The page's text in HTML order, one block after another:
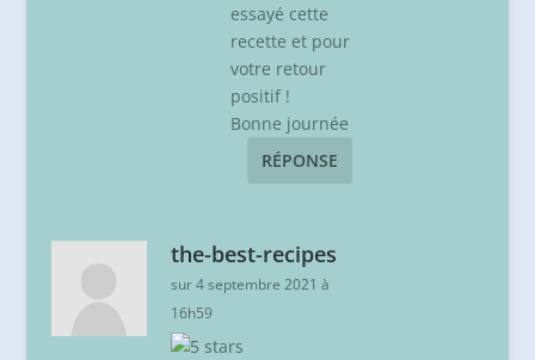
essayé cette
recette et pour
votre retour
positif !
Bonne journée
RÉPONSE
the-best-recipes
sur 4 septembre 2021 à
16h59